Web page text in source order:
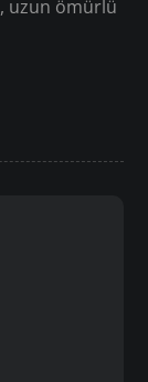
uzun ömürlü